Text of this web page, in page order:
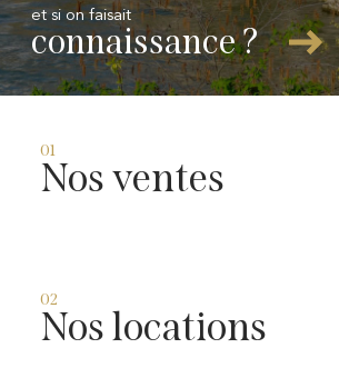
et si on faisait
connaissance ?
01
Nos ventes
02
Nos locations